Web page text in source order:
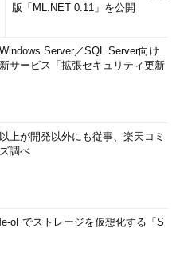
版「ML.NET 0.11」を公開
Server／SQL Server向け
サービス「拡張セキュリティ更新
上が開発以外にも従事、楽天コミ
調べ
oFでストレージを仮想化する「S